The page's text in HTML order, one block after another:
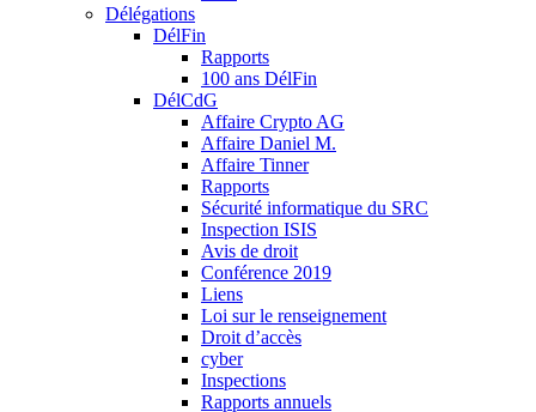
Délégations
DélFin
Rapports
100 ans DélFin
DélCdG
Affaire Crypto AG
Affaire Daniel M.
Affaire Tinner
Rapports
Sécurité informatique du SRC
Inspection ISIS
Avis de droit
Conférence 2019
Liens
Loi sur le renseignement
Droit d’accès
cyber
Inspections
Rapports annuels